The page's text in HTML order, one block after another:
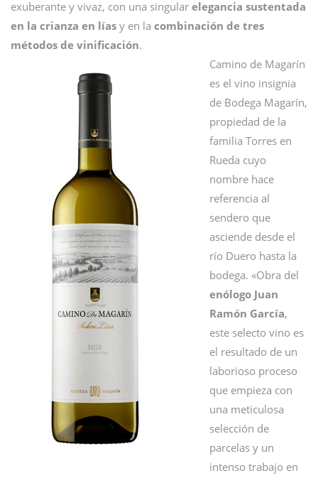
exuberante y vivaz, con una singular elegancia sustentada
en la crianza en lías y en la combinación de tres
métodos de vinificación.
Camino de Magarín
es el vino insignia
de Bodega Magarín,
propiedad de la
familia Torres en
Rueda cuyo
nombre hace
referencia al
sendero que
asciende desde el
río Duero hasta la
bodega. «Obra del
enólogo Juan
Ramón García,
este selecto vino es
el resultado de un
laborioso proceso
que empieza con
una meticulosa
selección de
parcelas y un
intenso trabajo en